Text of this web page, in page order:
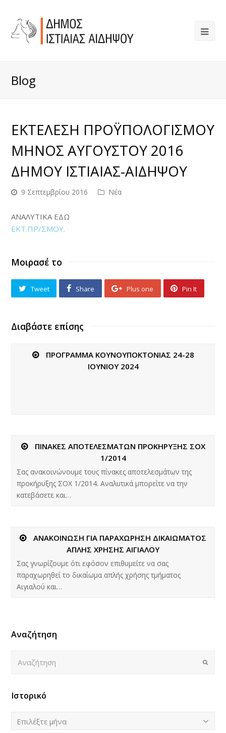
Blog
ΕΚΤΕΛΕΣΗ ΠΡΟΫΠΟΛΟΓΙΣΜΟΥ
ΜΗΝΟΣ ΑΥΓΟΥΣΤΟΥ 2016
ΔΗΜΟΥ ΙΣΤΙΑΙΑΣ-ΑΙΔΗΨΟΥ
9 Σεπτεμβρίου 2016 Νέα
ΑΝΑΛΥΤΙΚΑ ΕΔΩ
ΕΚΤ.ΠΡ/ΣΜΟΥ.
Μοιρασέ το
Tweet Share Plus one Pin It
Διαβάστε επίσης
ΠΡΟΓΡΑΜΜΑ ΚΟΥΝΟΥΠΟΚΤΟΝΙΑΣ 24-28
ΙΟΥΝΙΟΥ 2024
ΠΙΝΑΚΕΣ ΑΠΟΤΕΛΕΣΜΑΤΩΝ ΠΡΟΚΗΡΥΞΗΣ ΣΟΧ
1/2014
Σας ανακοινώνουμε τους πίνακες αποτελεσμάτων της
προκήρυξης ΣΟΧ 1/2014. Αναλυτικά μπορείτε να την
κατεβάσετε και…
ΑΝΑΚΟΙΝΩΣΗ ΓΙΑ ΠΑΡΑΧΩΡΗΣΗ ΔΙΚΑΙΩΜΑΤΟΣ
ΑΠΛΗΣ ΧΡΗΣΗΣ ΑΙΓΙΑΛΟΥ
Σας γνωρίζουμε ότι εφόσον επιθυμείτε να σας
παραχωρηθεί το δικαίωμα απλής χρήσης τμήματος
Αιγιαλού και…
Αναζήτηση
Submit
Ιστορικό
Ιστορικό
Επιλέξτε μήνα